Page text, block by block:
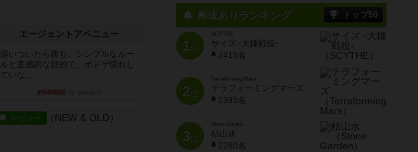
エージェントアベニュー
追いついたら勝ち。シンプルなルー
ルと直感的な目的で、ボドゲ慣れし
ていな...
約5時間前
レビュー
興味ありランキング トップ50
1位
SCYTHE
サイズ -大鎌戦役-
2415名
2位
Terraforming Mars
テラフォーミングマーズ
2395名
3位
Stone Garden
枯山水
2280名